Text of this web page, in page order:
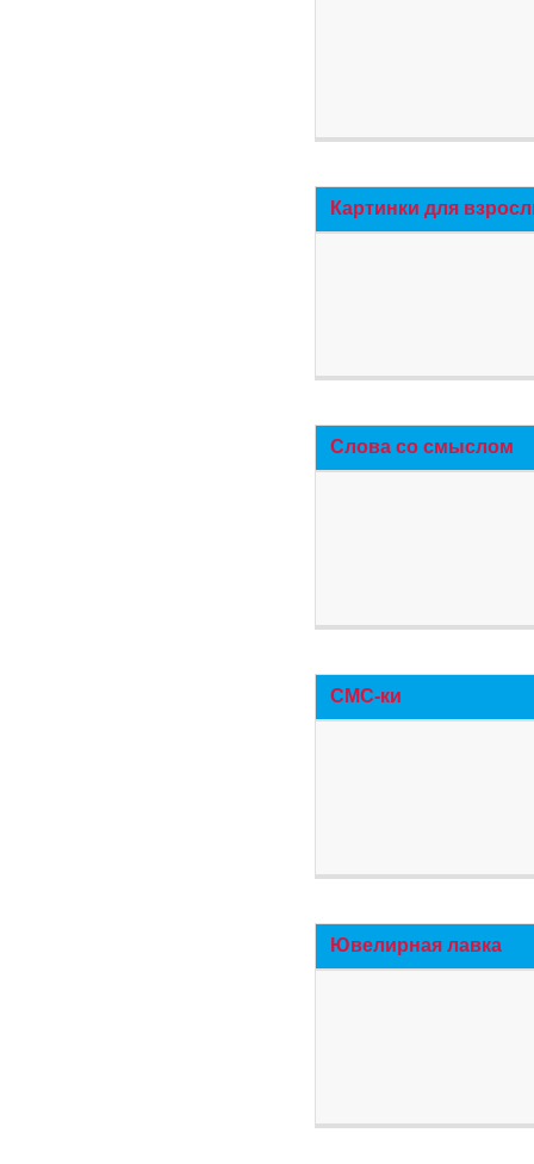
Картинки для
Слова со смыслом
СМС-ки
Ювелирная лавка